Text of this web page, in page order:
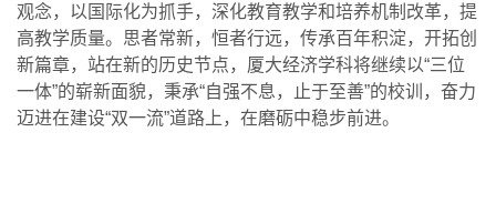
观念，以国际化为抓手，深化教育教学和培养机制改革，提
高教学质量。思者常新， 恒者行远，传承百年积淀，开拓创
新篇章，站在新的历史节点，厦大经济学科将继续以“三位
一体”的崭新面貌，秉承“自强不息，止于至善”的校训，奋力
迈进在建设“双一流”道路上，在磨砺中稳步前进。